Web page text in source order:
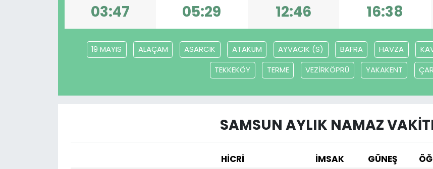
03:47 05:29 12:46 16:38
19 MAYIS ALAÇAM ASARCIK ATAKUM AYVACIK (S) BAFRA HAVZA
TEKKEKÖY
TERME VEZİRKÖPRÜ YAKAKENT
SAMSUN AYLIK NAMAZ
HİCRİ İMSAK GÜNEŞ